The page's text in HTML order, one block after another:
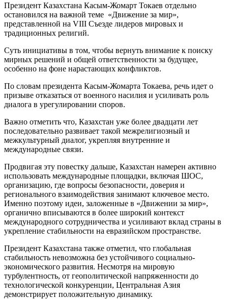
Президент Казахстана Касым-Жомарт Токаев отдельно
остановился на важной теме «Движение за мир»,
представленной на VIII Съезде лидеров мировых и
традиционных религий.
Суть инициативы в том, чтобы вернуть внимание к поиску
мирных решений и общей ответственности за будущее,
особенно на фоне нарастающих конфликтов.
По словам президента Касым-Жомарта Токаева, речь идет о
призыве отказаться от военного насилия и усиливать роль
диалога в урегулировании споров.
Важно отметить что, Казахстан уже более двадцати лет
последовательно развивает такой межрелигиозный и
межкультурный диалог, укрепляя внутренние и
международные связи.
Продвигая эту повестку дальше, Казахстан намерен активно
использовать международные площадки, включая ШОС,
организацию, где вопросы безопасности, доверия и
регионального взаимодействия занимают ключевое место.
Именно поэтому идеи, заложенные в «Движении за мир»,
органично вписываются в более широкий контекст
международного сотрудничества и усиливают вклад страны в
укрепление стабильности на евразийском пространстве.
Президент Казахстана также отметил, что глобальная
стабильность невозможна без устойчивого социально-
экономического развития. Несмотря на мировую
турбулентность, от геополитической напряженности до
технологической конкуренции, Центральная Азия
демонстрирует положительную динамику.